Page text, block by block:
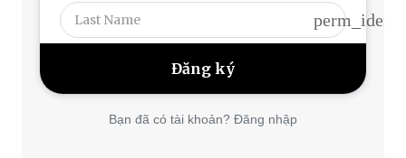
Bạn đã có tài khoản? Đăng nhập